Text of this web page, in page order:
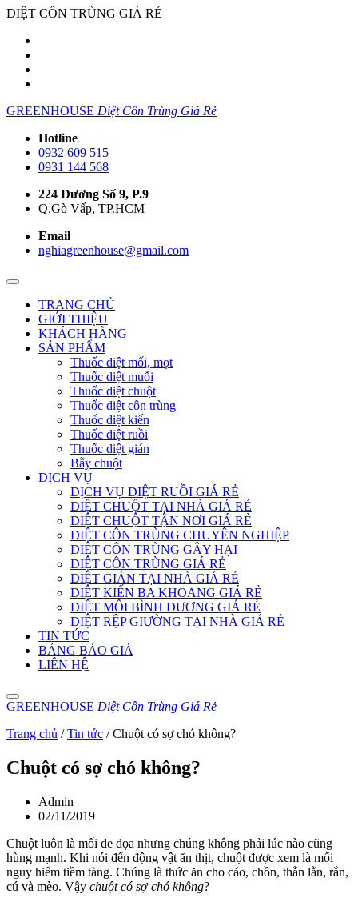
DIỆT CÔN TRÙNG GIÁ RẺ
GREENHOUSE Diệt Côn Trùng Giá Rẻ
Hotline
0932 609 515
0931 144 568
224 Đường Số 9, P.9
Q.Gò Vấp, TP.HCM
Email
nghiagreenhouse@gmail.com
TRANG CHỦ
GIỚI THIỆU
KHÁCH HÀNG
SẢN PHẨM
Thuốc diệt mối, mọt
Thuốc diệt muỗi
Thuốc diệt chuột
Thuốc diệt côn trùng
Thuốc diệt kiến
Thuốc diệt ruồi
Thuốc diệt gián
Bẫy chuột
DỊCH VỤ
DỊCH VỤ DIỆT RUỒI GIÁ RẺ
DIỆT CHUỘT TẠI NHÀ GIÁ RẺ
DIỆT CHUỘT TẬN NƠI GIÁ RẺ
DIỆT CÔN TRÙNG CHUYÊN NGHIỆP
DIỆT CÔN TRÙNG GÂY HẠI
DIỆT CÔN TRÙNG GIÁ RẺ
DIỆT GIÁN TẠI NHÀ GIÁ RẺ
DIỆT KIẾN BA KHOANG GIÁ RẺ
DIỆT MỐI BÌNH DƯƠNG GIÁ RẺ
DIỆT RỆP GIƯỜNG TẠI NHÀ GIÁ RẺ
TIN TỨC
BẢNG BÁO GIÁ
LIÊN HỆ
GREENHOUSE Diệt Côn Trùng Giá Rẻ
Trang chủ /Tin tức /Chuột có sợ chó không?
Chuột có sợ chó không?
Admin
02/11/2019
Chuột luôn là mối đe dọa nhưng chúng không phải lúc nào cũng
hùng mạnh. Khi nói đến động vật ăn thịt, chuột được xem là mối
nguy hiểm tiềm tàng. Chúng là thức ăn cho cáo, chồn, thằn lằn, rắn,
cú và mèo. Vậy chuột có sợ chó không?